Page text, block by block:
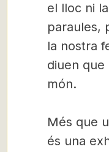
el lloc ni
paraules,
la nostra
diuen que
món.
Més que
és una